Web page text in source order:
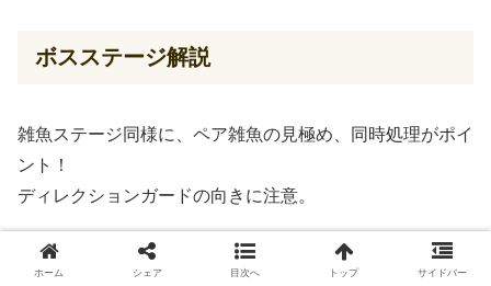
ボスステージ解説
雑魚ステージ同様に、ペア雑魚の見極め、同時処理がポイ
ント！
ディレクションガードの向きに注意。
ボスステージ1
ホーム シェア 目次へ トップ サイドバー